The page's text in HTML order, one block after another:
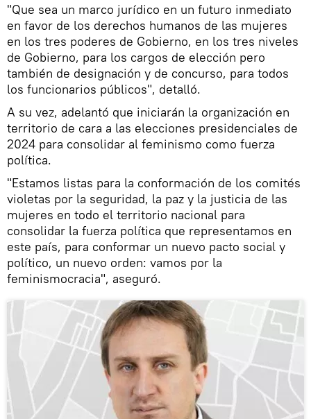
"Que sea un marco jurídico en un futuro inmediato
en favor de los derechos humanos de las mujeres
en los tres poderes de Gobierno, en los tres niveles
de Gobierno, para los cargos de elección pero
también de designación y de concurso, para todos
los funcionarios públicos", detalló.
A su vez, adelantó que iniciarán la organización en
territorio de cara a las elecciones presidenciales de
2024 para consolidar al feminismo como fuerza
política.
"Estamos listas para la conformación de los comités
violetas por la seguridad, la paz y la justicia de las
mujeres en todo el territorio nacional para
consolidar la fuerza política que representamos en
este país, para conformar un nuevo pacto social y
político, un nuevo orden: vamos por la
feminismocracia", aseguró.